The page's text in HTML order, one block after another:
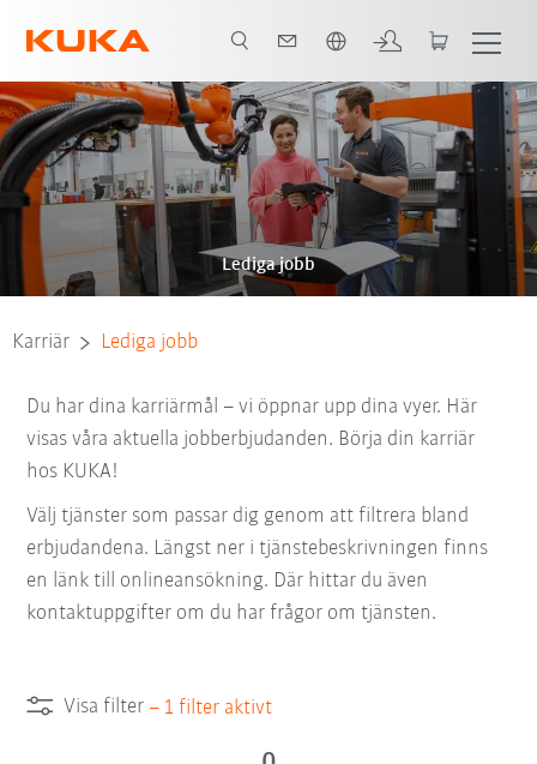
Lediga jobb
Karriär Lediga jobb
Du har dina karriärmål – vi öppnar upp dina vyer. Här
visas våra aktuella jobberbjudanden. Börja din karriär
hos KUKA!
Välj tjänster som passar dig genom att filtrera bland
erbjudandena. Längst ner i tjänstebeskrivningen finns
en länk till onlineansökning. Där hittar du även
kontaktuppgifter om du har frågor om tjänsten.
Visa filter – 1 filter aktivt